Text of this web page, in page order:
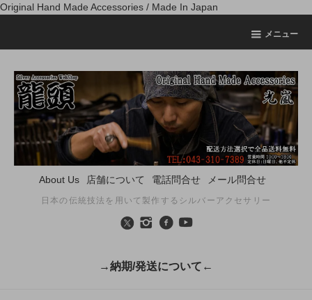
Original Hand Made Accessories / Made In Japan
メニュー
About Us 店舗について 電話問合せ メール問合せ
日本の伝統技法を用いて製作するシルバーアクセサリー
→納期/発送について←